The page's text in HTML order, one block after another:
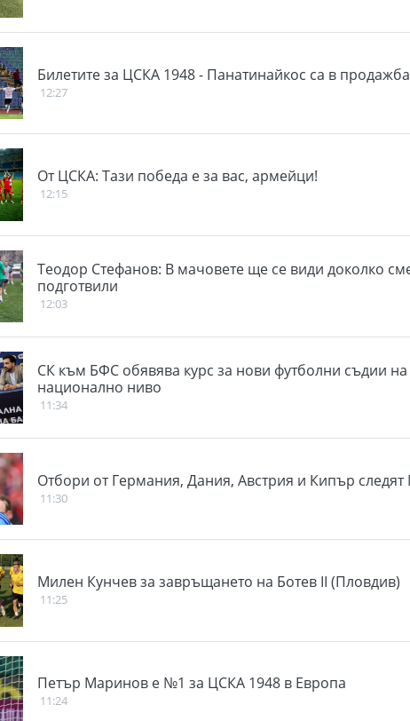
Билетите за ЦСКА 1948 - Панатинайкос са в продажба
12:27
От ЦСКА: Тази победа е за вас, армейци!
12:15
Теодор Стефанов: В мачовете ще се види доколко
подготвили
12:03
СК към БФС обявява курс за нови футболни съдии на
национално ниво
11:34
Отбори от Германия, Дания, Австрия и Кипър
11:30
Милен Кунчев за завръщането на Ботев II (Пловдив)
11:25
Петър Маринов е №1 за ЦСКА 1948 в Европа
11:24